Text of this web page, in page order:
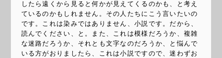
したら遠くから見ると何かが見えてくるのかも、と考え
ているのかもしれません。その人たちにこう言いたいの
です。これは染みではありません、小説です。だから、
読んでください、と。また、これは模様だろうか、複雑
な迷路だろうか、それとも文字なのだろうか、と悩んで
いる方がおりましたら、これは小説ですので、迷わずお